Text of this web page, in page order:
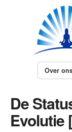
Over
De
Evolutie